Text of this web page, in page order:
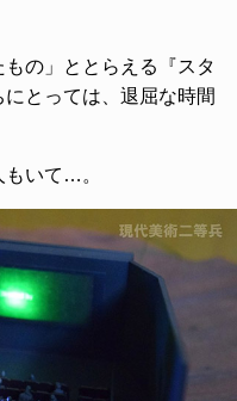
もの」ととらえる『スタ
とっては、退屈な時間
もいて…。